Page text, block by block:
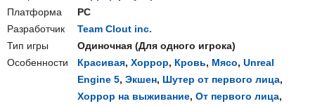
Платформа
PC
Разработчик
Team Clout inc.
Тип игры
Одиночная (Для одного игрока)
Особенности
Красивая, Хоррор, Кровь, Мясо, Unreal
Engine 5, Экшен, Шутер от первого лица,
Хоррор на выживание, От первого лица,